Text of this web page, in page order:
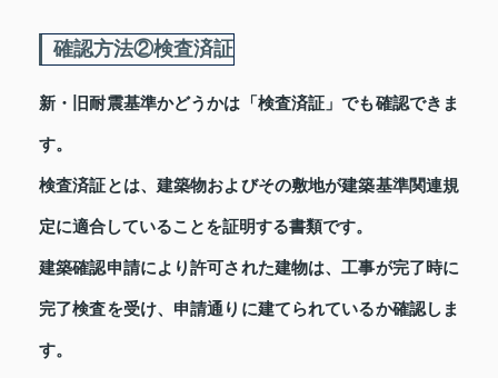
確認方法②検査済証
新・旧耐震基準かどうかは「検査済証」でも確認できま
す。
検査済証とは、建築物およびその敷地が建築基準関連規
定に適合していることを証明する書類です。
建築確認申請により許可された建物は、工事が完了時に
完了検査を受け、申請通りに建てられているか確認しま
す。